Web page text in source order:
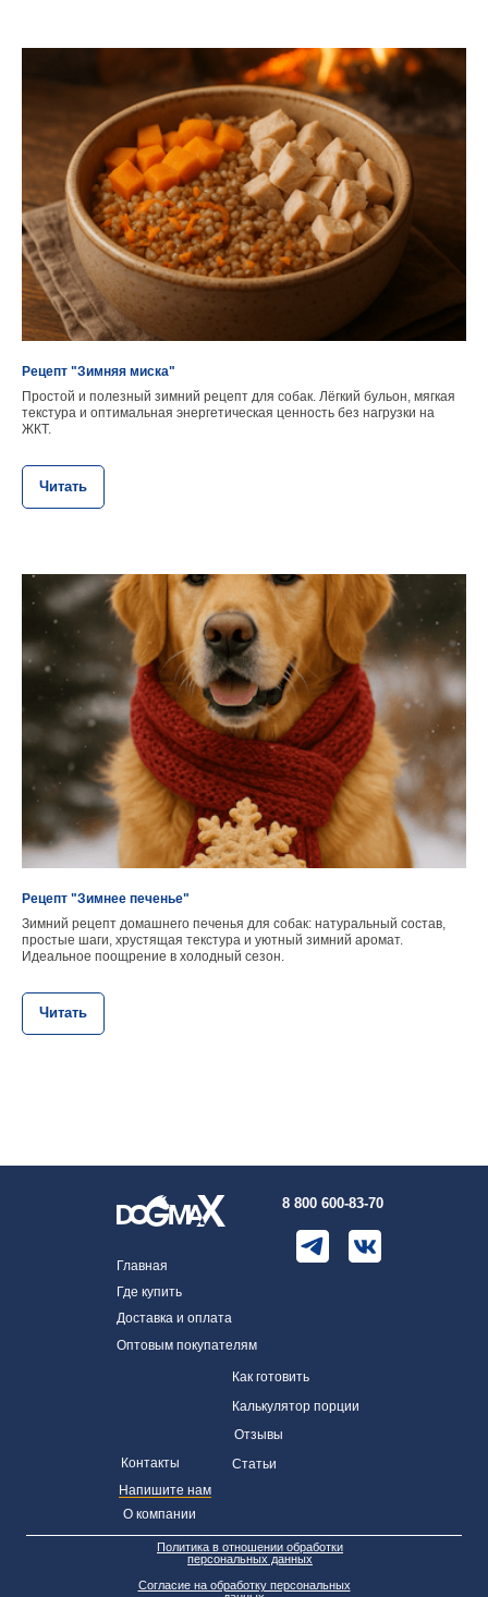
Рецепт "Зимняя миска"
Простой и полезный зимний рецепт для собак. Лёгкий бульон, мягкая
текстура и оптимальная энергетическая ценность без нагрузки на
ЖКТ.
Читать
Рецепт "Зимнее печенье"
Зимний рецепт домашнего печенья для собак: натуральный состав,
простые шаги, хрустящая текстура и уютный зимний аромат.
Идеальное поощрение в холодный сезон.
Читать
Контакты
Напишите нам
Согласие на обработку персональных
Политика в отношении обработки
персональных данных
Статьи
Главная
Где купить
Доставка и оплата
О компании
Оптовым покупателям
Калькулятор порции
8 800 600-83-70
Как готовить
Отзывы